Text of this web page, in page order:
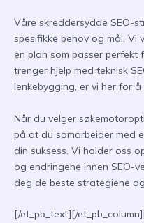
Våre skreddersydde SEO-
spesifikke behov og mål.
en plan som passer
trenger hjelp med teknisk
lenkebygging, er vi her for
Når du velger
på at du samarbeider med
din suksess. Vi holder oss
og endringene innen SEO-
deg de beste strategiene
[/et_pb_text][/